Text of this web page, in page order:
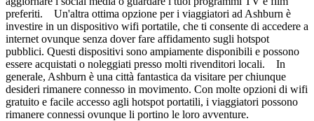
preferiti. Un'altra ottima opzione per i viaggiatori ad Ashburn è
investire in un dispositivo wifi portatile, che ti consente di accedere a
internet ovunque senza dover fare affidamento sugli hotspot
pubblici. Questi dispositivi sono ampiamente disponibili e possono
essere acquistati o noleggiati presso molti rivenditori locali. In
generale, Ashburn è una città fantastica da visitare per chiunque
desideri rimanere connesso in movimento. Con molte opzioni di wifi
gratuito e facile accesso agli hotspot portatili, i viaggiatori possono
rimanere connessi ovunque li portino le loro avventure.